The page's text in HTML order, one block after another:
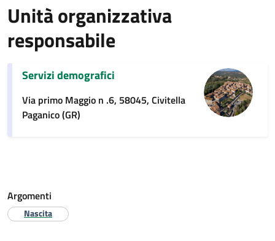
Unità organizzativa
responsabile
Servizi demografici
Via primo Maggio n .6, 58045, Civitella
Paganico (GR)
Argomenti
Nascita